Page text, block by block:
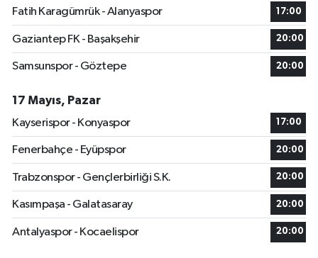
Fatih Karagümrük - Alanyaspor
17:00
Gaziantep FK - Başakşehir 20:00
Samsunspor - Göztepe 20:00
17 Mayıs, Pazar
Kayserispor - Konyaspor
17:00
Fenerbahçe - Eyüpspor 20:00
Trabzonspor - Gençlerbirliği S.K. 20:00
Kasımpaşa - Galatasaray 20:00
Antalyaspor - Kocaelispor 20:00